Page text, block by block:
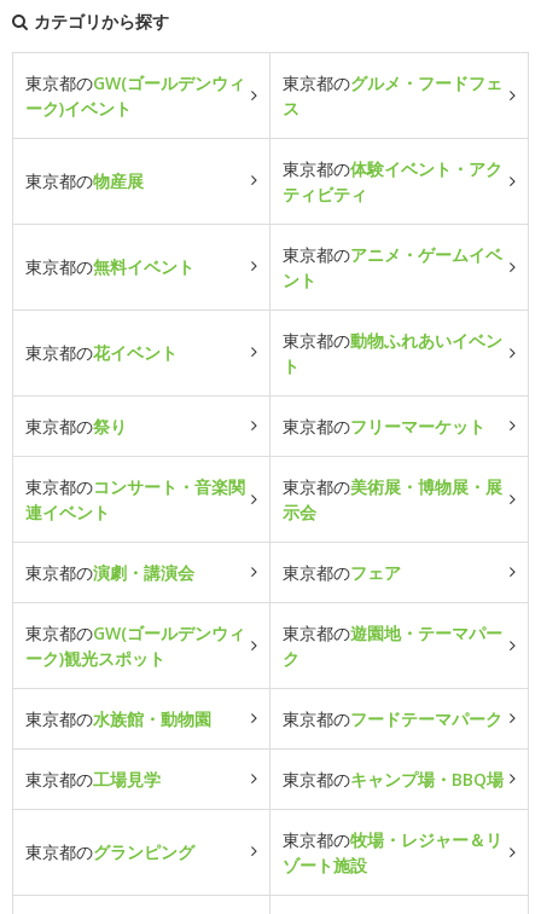
カテゴリから探す
東京都のGW(ゴールデンウィ
ーク)イベント
東京都のグルメ・フードフェ
ス
東京都の物産展
東京都の体験イベント・アク
ティビティ
東京都の無料イベント
東京都のアニメ・ゲームイベ
ント
東京都の花イベント
東京都の動物ふれあいイベン
ト
東京都の祭り 東京都のフリーマーケット
東京都のコンサート・音楽関
連イベント
東京都の美術展・博物展・展
示会
東京都の演劇・講演会 東京都のフェア
東京都のGW(ゴールデンウィ
ーク)観光スポット
東京都の遊園地・テーマパー
ク
東京都の水族館・動物園 東京都のフードテーマパーク
東京都の工場見学 東京都のキャンプ場・BBQ場
東京都のグランピング
東京都の牧場・レジャー＆リ
ゾート施設